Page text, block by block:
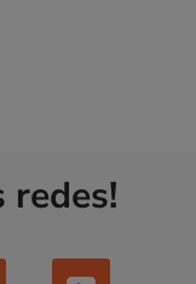
redes!